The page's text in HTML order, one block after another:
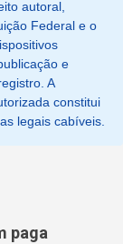
autoral,
Federal e o
e
A
constitui
legais cabíveis.
paga